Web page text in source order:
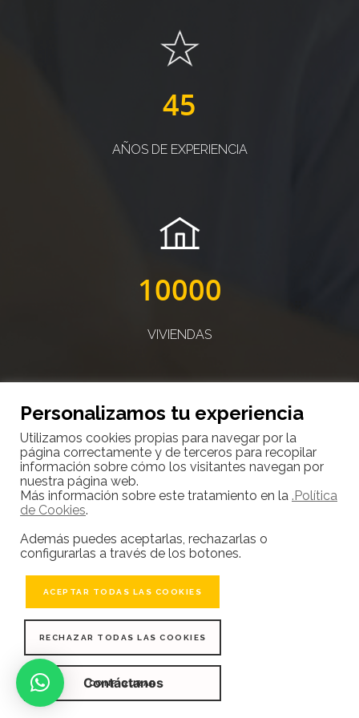
45
AÑOS DE EXPERIENCIA
10000
VIVIENDAS
10000
COPYRIGHT © 2025 GRUPO ARANSA
Personalizamos tu experiencia
Utilizamos cookies propias para navegar por la
página correctamente y de terceros para recopilar
información sobre cómo los visitantes navegan por
nuestra página web.
Más información sobre este tratamiento en la .Política
de Cookies.
Además puedes aceptarlas, rechazarlas o
configurarlas a través de los botones.
ACEPTAR TODAS LAS COOKIES
RECHAZAR TODAS LAS COOKIES
CONFIGURAR
Contáctanos